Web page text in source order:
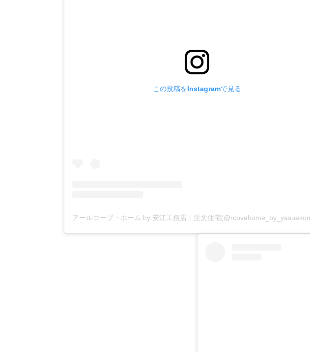
この投稿をInstagramで見る